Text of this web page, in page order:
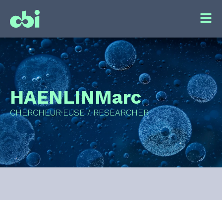
HAENLINMarc
CHERCHEUR·EUSE / RESEARCHER